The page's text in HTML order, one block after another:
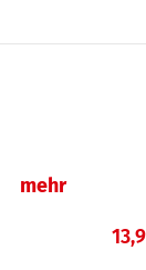
mehr